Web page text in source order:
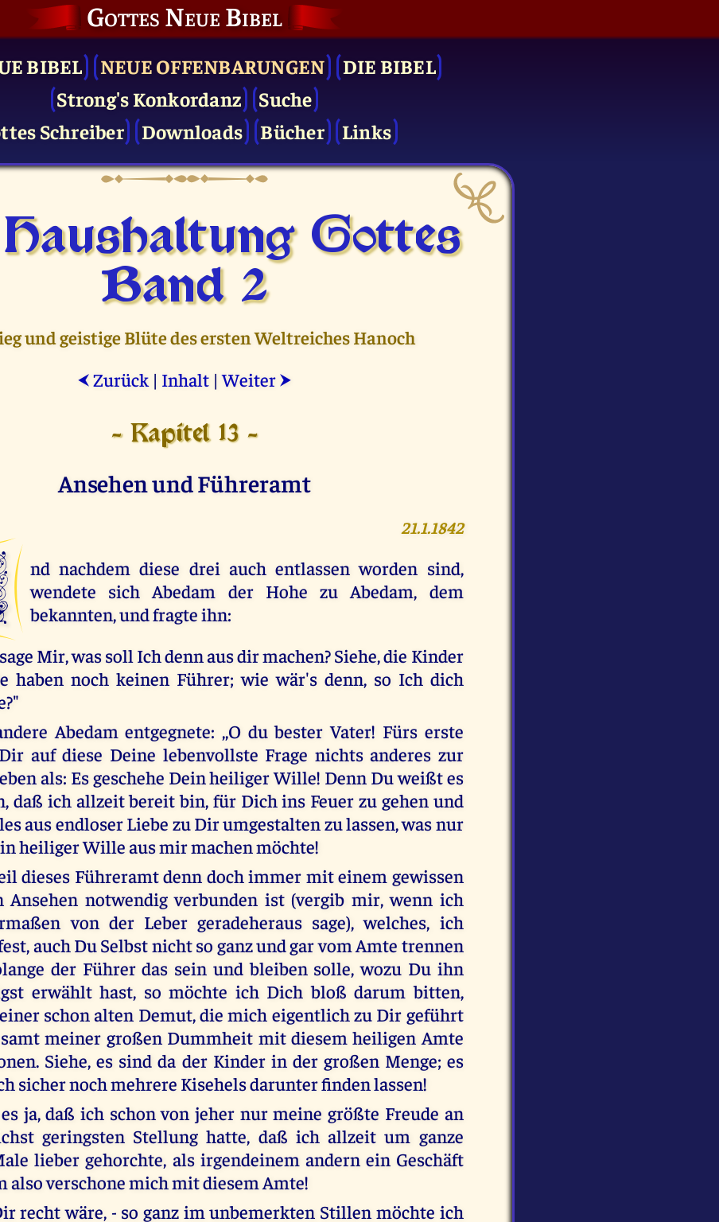
Gottes Neue Bibel
BIBEL NEUE OFFENBARUNGEN
DIE BIBEL
Strong's Konkordanz
Suche
Schreiber
Downloads Bücher Links
Gottes
Band 2
und geistige Blüte des ersten Weltreiches Hanoch
⮜ Zurück | Inhalt |Weiter ⮞
- Kapitel 13 -
Ansehen und Führeramt
21.1.1842
nd nachdem diese drei auch entlassen worden sind,
wendete sich Abedam der Hohe zu Abedam, dem
bekannten, und fragte ihn:
Mir, was soll Ich denn aus dir machen? Siehe, die Kinder
haben noch keinen Führer; wie wär's denn, so Ich dich
Abedam entgegnete: ,,O du bester Vater! Fürs erste
auf diese Deine lebenvollste Frage nichts anderes zur
als: Es geschehe Dein heiliger Wille! Denn Du weißt es
daß ich allzeit bereit bin, für Dich ins Feuer zu gehen und
aus endloser Liebe zu Dir umgestalten zu lassen, was nur
heiliger Wille aus mir machen möchte!
dieses Führeramt denn doch immer mit einem gewissen
Ansehen notwendig verbunden ist (vergib mir, wenn ich
von der Leber geradeheraus sage), welches, ich
auch Du Selbst nicht so ganz und gar vom Amte trennen
der Führer das sein und bleiben solle, wozu Du ihn
erwählt hast, so möchte ich Dich bloß darum bitten,
schon alten Demut, die mich eigentlich zu Dir geführt
meiner großen Dummheit mit diesem heiligen Amte
Siehe, es sind da der Kinder in der großen Menge; es
sicher noch mehrere Kisehels darunter finden lassen!
ja, daß ich schon von jeher nur meine größte Freude an
geringsten Stellung hatte, daß ich allzeit um ganze
lieber gehorchte, als irgendeinem andern ein Geschäft
also verschone mich mit diesem Amte!
recht wäre, - so ganz im unbemerkten Stillen möchte ich